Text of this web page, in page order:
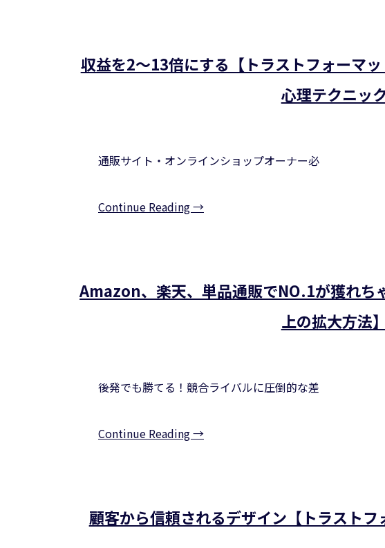
収益を2～13倍にする【トラストフォーマ
心理テクニッ
通販サイト・オンラインショップオーナー必
Continue Reading →
Amazon、楽天、単品通販でNO.1が獲れち
上の拡大方法】
後発でも勝てる！競合ライバルに圧倒的な差
Continue Reading →
顧客から信頼されるデザイン【トラスト